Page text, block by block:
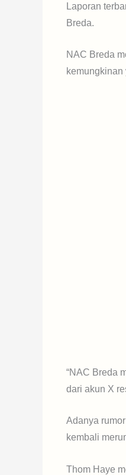
Laporan
Breda.
NAC Breda
kemungkinan
“NAC Breda
dari akun X
Adanya
kembali
Thom Haye